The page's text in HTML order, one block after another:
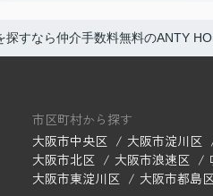
探すなら仲介手数料無料のANTY
市区町村から探す
大阪市中央区
大阪市淀川区
大阪市北区
大阪市浪速区
大阪市東淀川区
大阪市都島